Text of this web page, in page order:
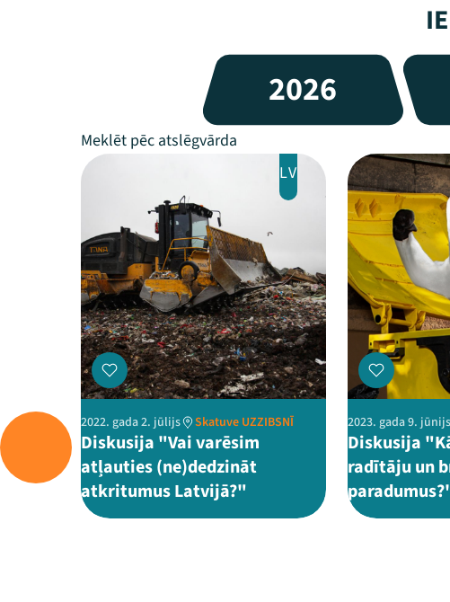
2026
LV
2022. gada 2. jūlijs Skatuve UZZIBSNĪ
Diskusija "Vai varēsim
atļauties (ne)dedzināt
atkritumus Latvijā?"
2023. gada 9. jūnijs
Diskusija
radītāju un